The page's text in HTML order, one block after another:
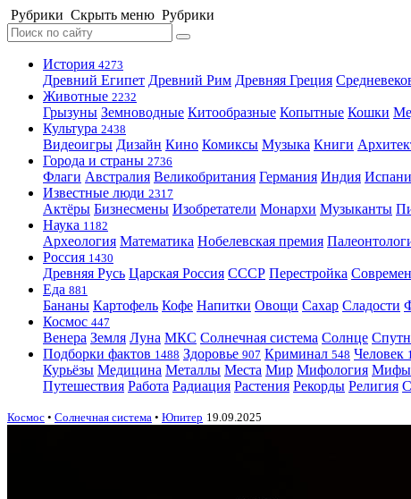
Рубрики Скрыть меню Рубрики
История 4273
Древний Египет Древний Рим Древняя Греция
Животные 2232
Грызуны Земноводные Китообразные Копытные Кошки
Культура 2438
Видеоигры Дизайн Кино Комиксы Музыка Книги
Города и страны 2736
Флаги Австралия Великобритания Германия Индия
Известные люди 2317
Актёры Бизнесмены Изобретатели Монархи Музыканты
Наука 1182
Археология Математика Нобелевская премия
Россия 1430
Древняя Русь Царская Россия СССР Перестройка
Еда 881
Бананы Картофель Кофе Напитки Овощи Сахар Сладости
Космос 447
Венера Земля Луна МКС Солнечная система Солнце
Подборки фактов 1488 Здоровье 907 Криминал 548 Человек
Курьёзы Медицина Металлы Места Мир Мифология Мифы
Путешествия Работа Радиация Растения Рекорды Религия
Космос • Солнечная система • Юпитер 19.09.2025